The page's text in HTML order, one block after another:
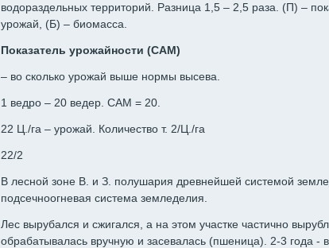
водораздельных территорий. Разница 1,5 – 2,5 раза. (П) –
урожай, (Б) – биомасса.
Показатель урожайности (САМ)
– во сколько урожай выше нормы высева.
1 ведро – 20 ведер. САМ = 20.
22 Ц./га – урожай. Количество т. 2/Ц./га
22/2
В лесной зоне В. и З. полушария древнейшей системой
подсечноогневая система земледелия.
Лес вырубался и сжигался, а на этом участке частично
обрабатывалась вручную и засевалась (пшеница). 2-3 года